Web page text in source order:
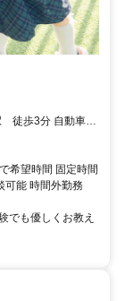
希望時間 固定時間
可能 時間外勤務
でも優しくお教え